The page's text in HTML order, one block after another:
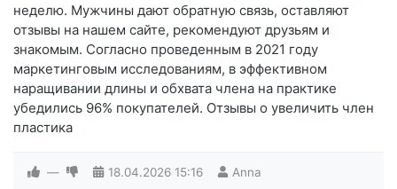
неделю. Мужчины дают обратную связь, оставляют
отзывы на нашем сайте, рекомендуют друзьям и
знакомым. Согласно проведенным в 2021 году
маркетинговым исследованиям, в эффективном
наращивании длины и обхвата члена на практике
убедились 96% покупателей. Отзывы о увеличить член
пластика
— 18.04.2026 15:16 Anna